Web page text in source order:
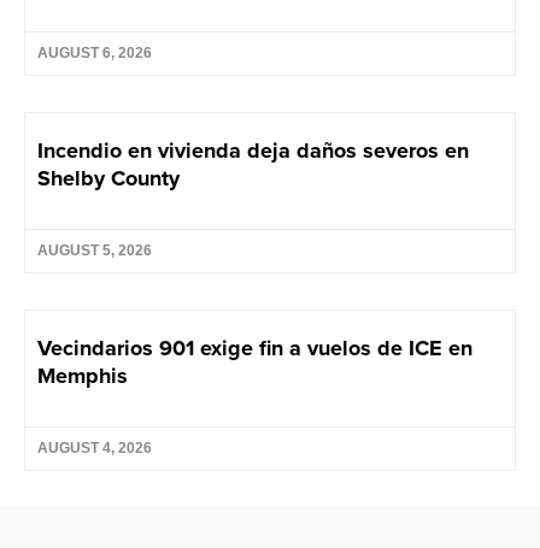
AUGUST 6, 2026
Incendio en vivienda deja daños severos en
Shelby County
AUGUST 5, 2026
Vecindarios 901 exige fin a vuelos de ICE en
Memphis
AUGUST 4, 2026